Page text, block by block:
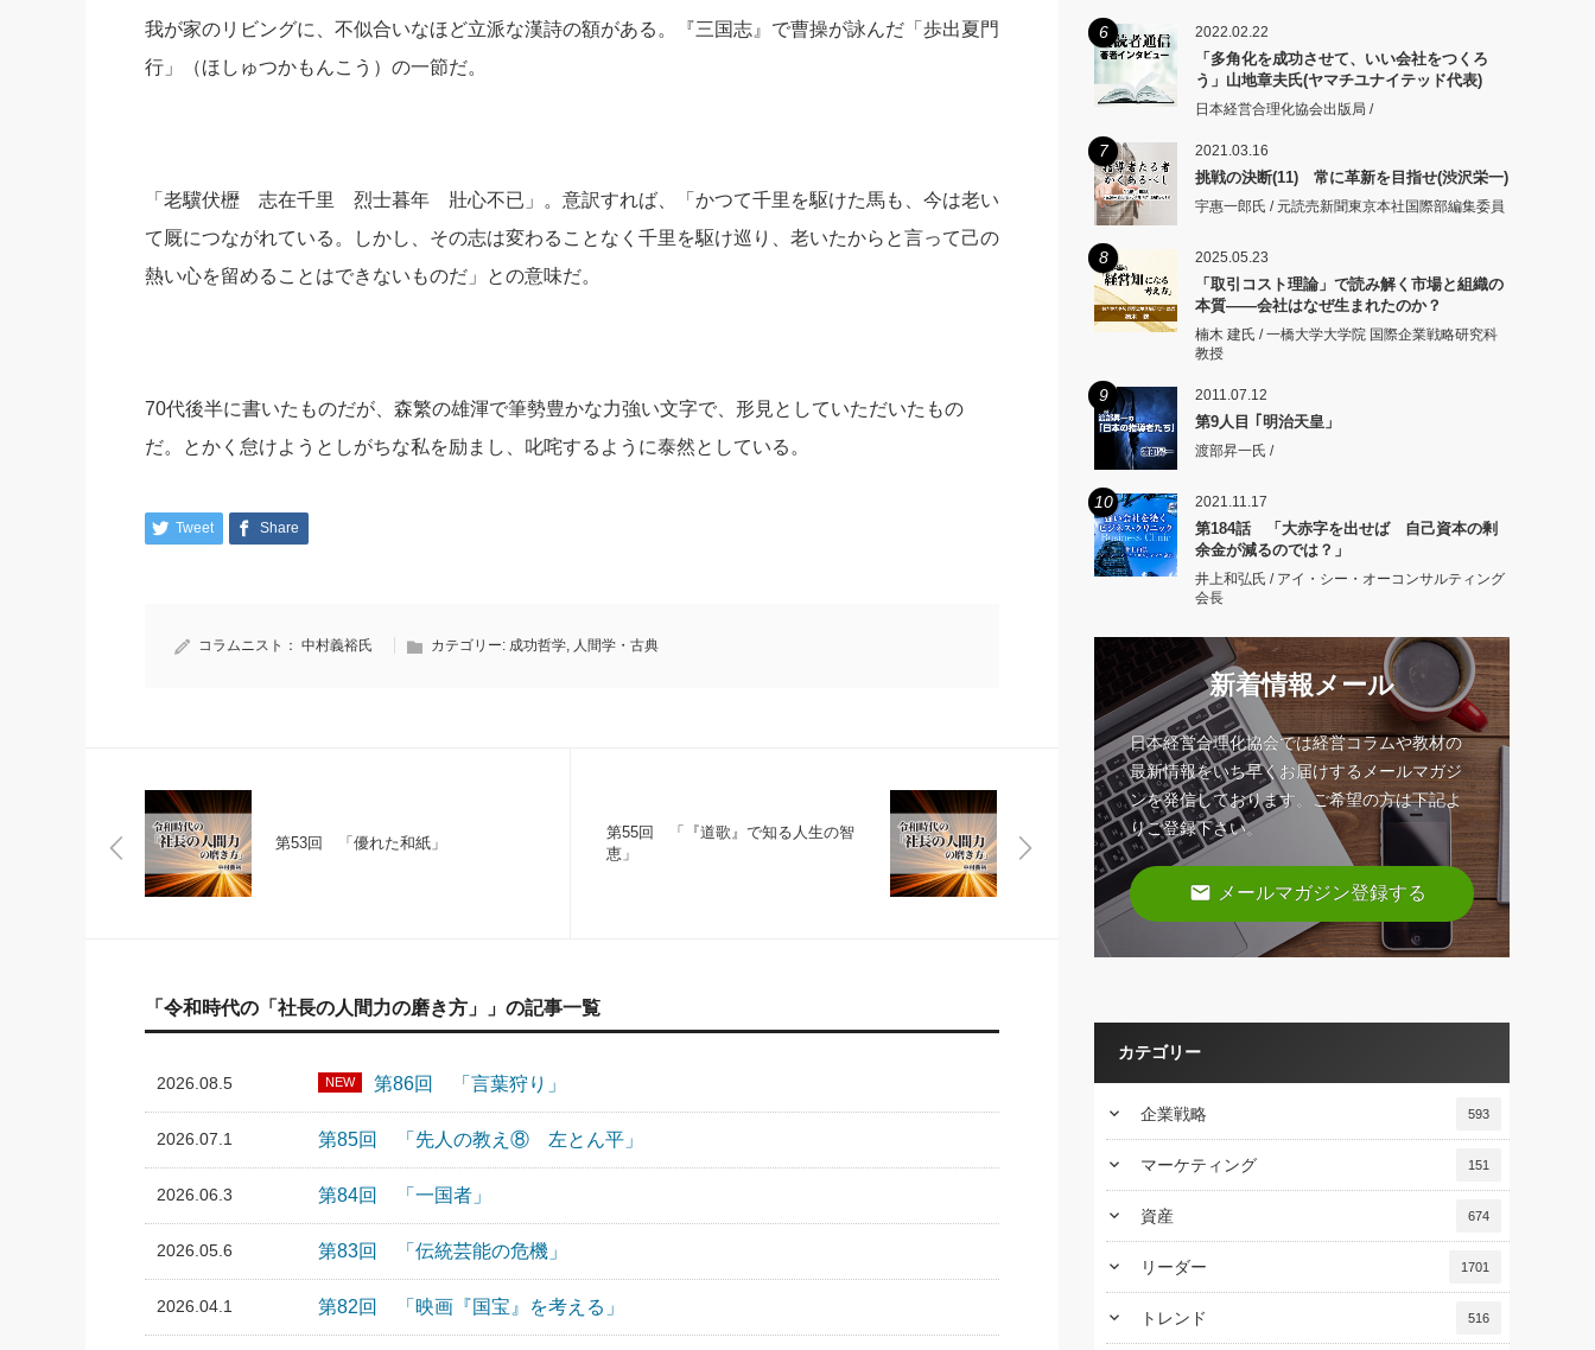
我が家のリビングに、不似合いなほど立派な漢詩の額がある。『三国志』で曹操が詠んだ「歩出夏門
行」（ほしゅつかもんこう）の一節だ。
「老驥伏櫪 志在千里 烈士暮年 壯心不已」。意訳すれば、「かつて千里を駆けた馬も、今は老い
て厩につながれている。しかし、その志は変わることなく千里を駆け巡り、老いたからと言って己の
熱い心を留めることはできないものだ」との意味だ。
70代後半に書いたものだが、森繁の雄渾で筆勢豊かな力強い文字で、形見としていただいたもの
だ。とかく怠けようとしがちな私を励まし、叱咤するように泰然としている。
Tweet Share
コラムニスト： 中村義裕氏 カテゴリー: 成功哲学, 人間学・古典
第53回 「優れた和紙」
第55回 「『道歌』で知る人生の智
恵」
「令和時代の「社長の人間力の磨き方」」の記事一覧
2026.08.5 NEW 第86回 「言葉狩り」
2026.07.1 第85回 「先人の教え⑧ 左とん平」
2026.06.3 第84回 「一国者」
2026.05.6 第83回 「伝統芸能の危機」
2026.04.1 第82回 「映画『国宝』を考える」
6 2022.02.22
「多角化を成功させて、いい会社をつくろ
う」山地章夫氏(ヤマチユナイテッド代表)
日本経営合理化協会出版局 /
7 2021.03.16
挑戦の決断(11) 常に革新を目指せ(渋沢栄一)
宇惠一郎氏 / 元読売新聞東京本社国際部編集委員
8 2025.05.23
「取引コスト理論」で読み解く市場と組織の
本質――会社はなぜ生まれたのか？
楠木 建氏 / 一橋大学大学院 国際企業戦略研究科
教授
9 2011.07.12
第9人目 ｢明治天皇」
渡部昇一氏 /
10 2021.11.17
第184話 「大赤字を出せば 自己資本の剰
余金が減るのでは？」
井上和弘氏 / アイ・シー・オーコンサルティング
会長
新着情報メール
日本経営合理化協会では経営コラムや教材の
最新情報をいち早くお届けするメールマガジ
ンを発信しております。ご希望の方は下記よ
りご登録下さい。
email メールマガジン登録する
カテゴリー
keyboard_arrow_down 企業戦略 593
keyboard_arrow_down マーケティング 151
keyboard_arrow_down 資産 674
keyboard_arrow_down リーダー 1701
keyboard_arrow_down トレンド 516